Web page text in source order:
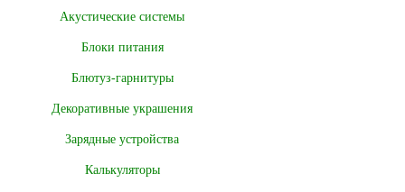
Акустические системы
Блоки питания
Блютуз-гарнитуры
Декоративные украшения
Зарядные устройства
Калькуляторы